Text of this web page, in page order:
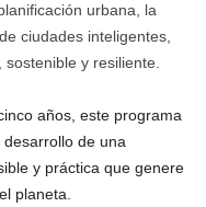
urbana, la
ciudades inteligentes,
y resiliente.
años, este programa
de una
y práctica que genere
planeta.